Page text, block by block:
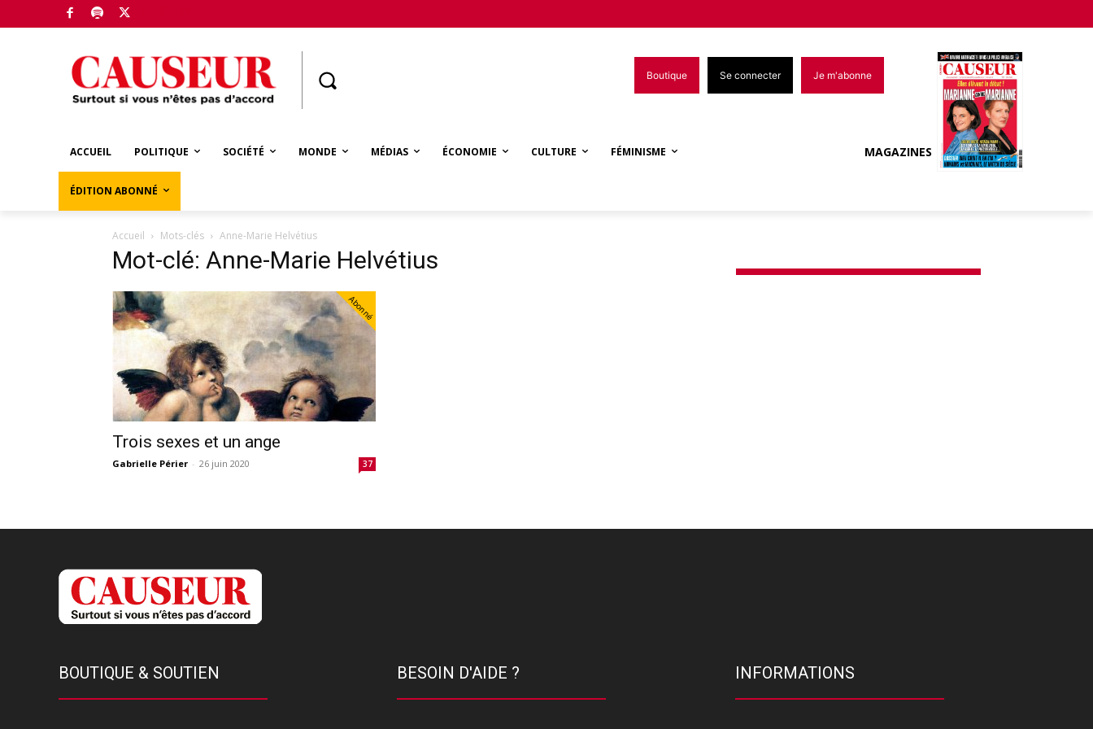
Boutique Se connecter Je m'abonne
ACCUEIL POLITIQUE SOCIÉTÉ MONDE MÉDIAS ÉCONOMIE CULTURE FÉMINISME
ÉDITION ABONNÉ
MAGAZINES
Accueil Mots-clés Anne-Marie Helvétius
Mot-clé: Anne-Marie Helvétius
Abonné
Trois sexes et un ange
Gabrielle Périer - 26 juin 2020 37
BOUTIQUE & SOUTIEN BESOIN D'AIDE ? INFORMATIONS